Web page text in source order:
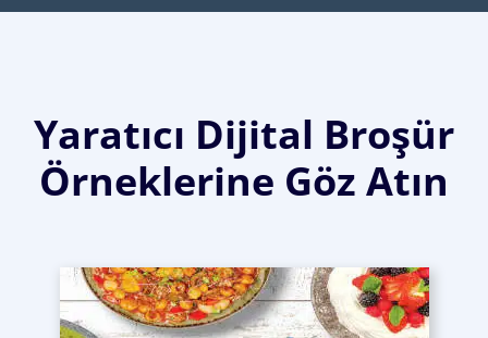
Yaratıcı Dijital Broşür
Örneklerine Göz Atın